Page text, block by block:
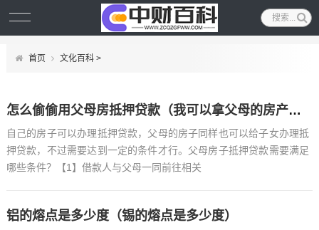
首页 文化百科>
怎么偷偷用父母房抵押贷款（我可以拿父母的房产抵押贷款么）
自己的房子可以办理抵押贷款，父母的房子同样也可以给子女办理抵
押贷款，不过需要达到一定的条件才行。父母房子抵押贷款需要满足
哪些条件？【1】借款人与父母一同前往相关
铝的熔点是多少度（锡的熔点是多少度）